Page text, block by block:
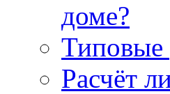
доме?
Типовые
Расчёт